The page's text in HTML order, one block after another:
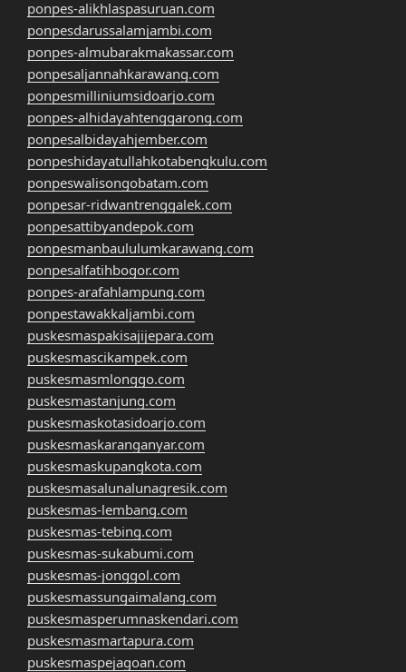
ponpes-alikhlaspasuruan.com
ponpesdarussalamjambi.com
ponpes-almubarakmakassar.com
ponpesaljannahkarawang.com
ponpesmilliniumsidoarjo.com
ponpes-alhidayahtenggarong.com
ponpesalbidayahjember.com
ponpeshidayatullahkotabengkulu.com
ponpeswalisongobatam.com
ponpesar-ridwantrenggalek.com
ponpesattibyandepok.com
ponpesmanbaululumkarawang.com
ponpesalfatihbogor.com
ponpes-arafahlampung.com
ponpestawakkaljambi.com
puskesmaspakisajijepara.com
puskesmascikampek.com
puskesmasmlonggo.com
puskesmastanjung.com
puskesmaskotasidoarjo.com
puskesmaskaranganyar.com
puskesmaskupangkota.com
puskesmasalunalunagresik.com
puskesmas-lembang.com
puskesmas-tebing.com
puskesmas-sukabumi.com
puskesmas-jonggol.com
puskesmassungaimalang.com
puskesmasperumnaskendari.com
puskesmasmartapura.com
puskesmaspejagoan.com